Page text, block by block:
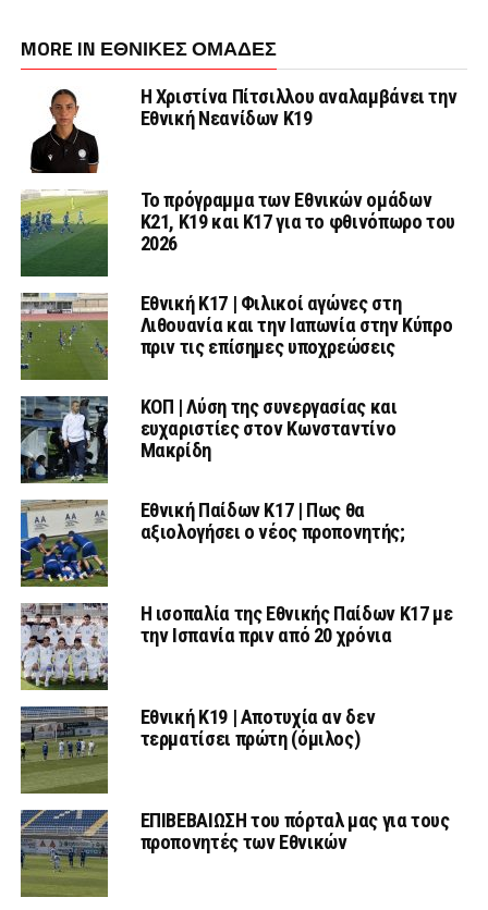
MORE IN ΕΘΝΙΚΕΣ ΟΜΑΔΕΣ
Η Χριστίνα Πίτσιλλου αναλαμβάνει την
Εθνική Νεανίδων Κ19
Το πρόγραμμα των Εθνικών ομάδων
Κ21, Κ19 και Κ17 για το φθινόπωρο του
2026
Εθνική K17 | Φιλικοί αγώνες στη
Λιθουανία και την Ιαπωνία στην Κύπρο
πριν τις επίσημες υποχρεώσεις
ΚΟΠ | Λύση της συνεργασίας και
ευχαριστίες στον Κωνσταντίνο
Μακρίδη
Εθνική Παίδων Κ17 | Πως θα
αξιολογήσει ο νέος προπονητής;
Η ισοπαλία της Εθνικής Παίδων Κ17 με
την Ισπανία πριν από 20 χρόνια
Εθνική Κ19 | Αποτυχία αν δεν
τερματίσει πρώτη (όμιλος)
ΕΠΙΒΕΒΑΙΩΣΗ του πόρταλ μας για τους
προπονητές των Εθνικών